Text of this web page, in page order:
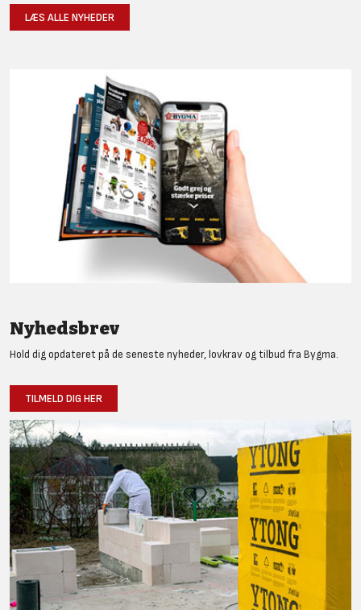
LÆS ALLE NYHEDER
Nyhedsbrev
Hold dig opdateret på de seneste nyheder, lovkrav og tilbud fra Bygma.
TILMELD DIG HER